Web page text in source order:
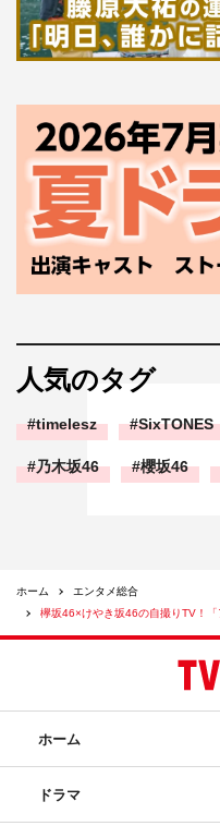
CD＋DVD 税抜￥1,528
通常盤
CDのみ 税抜￥972
アイドル
人気のタグ
timelesz SixTONES
乃木坂46 櫻坂46
ホーム
エンタメ総合
欅坂46×けやき坂46の自撮りTV！
ホーム
ドラマ